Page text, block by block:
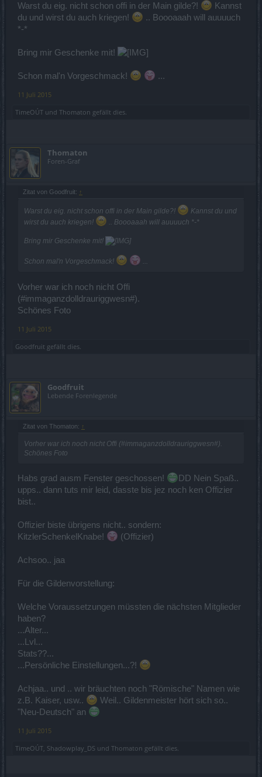
Warst du eig. nicht schon offi in der Main gilde?!
Kannst
du und wirst du auch kriegen!
.. Boooaaah will auuuuch
*-*
Bring mir Geschenke mit!
Schon mal'n Vorgeschmack! ...
11 Juli 2015
TimeOÚT und Thomaton gefällt dies.
Thomaton
Foren-Graf
Zitat von Goodfruit: ↑
Warst du eig. nicht schon offi in der Main gilde?!
Kannst du und
wirst du auch kriegen!
.. Boooaaah will auuuuch *-*
Bring mir Geschenke mit!
Schon mal'n Vorgeschmack! ...
Vorher war ich noch nicht Offi
(#immaganzdolldrauriggwesn#).
Schönes Foto
11 Juli 2015
Goodfruit gefällt dies.
Goodfruit
Lebende Forenlegende
Zitat von Thomaton: ↑
Vorher war ich noch nicht Offi (#immaganzdolldrauriggwesn#).
Schönes Foto
Habs grad ausm Fenster geschossen!
DD Nein Spaß..
upps.. dann tuts mir leid, dasste bis jez noch ken Offizier
bist..
Offizier biste übrigens nicht.. sondern:
KitzlerSchenkelKnabe!
(Offizier)
Achsoo.. jaa
Für die Gildenvorstellung:
Welche Voraussetzungen müssten die nächsten Mitglieder
haben?
...Alter...
...Lvl...
Stats??...
...Persönliche Einstellungen...?!
Achjaa.. und .. wir bräuchten noch "Römische" Namen wie
z.B. Kaiser, usw..
Weil.. Gildenmeister hört sich so..
"Neu-Deutsch" an
11 Juli 2015
TimeOÚT, Shadowplay_DS und Thomaton gefällt dies.